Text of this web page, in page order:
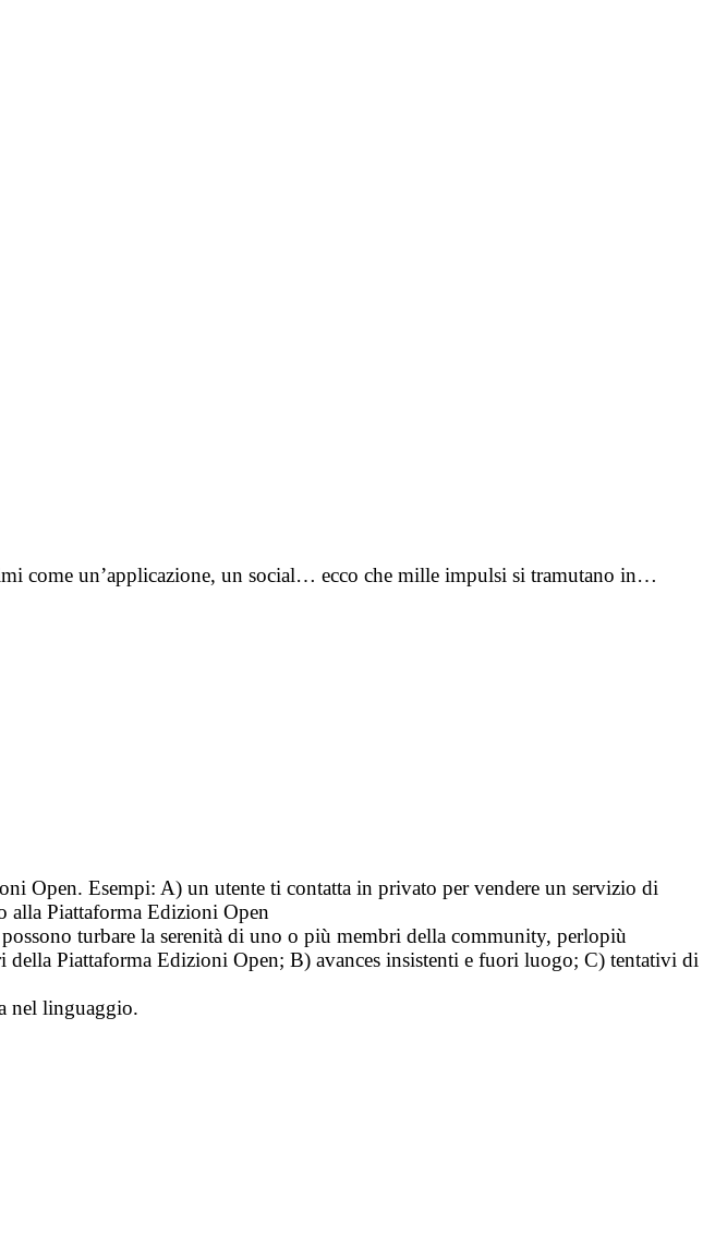
come un’applicazione, un social… ecco che mille impulsi si tramutano in…
Open. Esempi: A) un utente ti contatta in privato per vendere un servizio di
Piattaforma Edizioni Open
turbare la serenità di uno o più membri della community, perlopiù
Piattaforma Edizioni Open; B) avances insistenti e fuori luogo; C) tentativi di
nel linguaggio.